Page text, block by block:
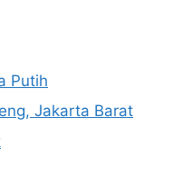
Putih
Jakarta Barat